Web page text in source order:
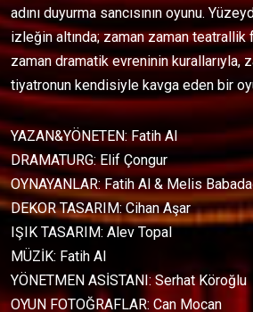
adını duyurma sancısının oyunu.
izleğin altında; zaman zaman teatrallik
zaman dramatik evreninin kurallarıyla,
tiyatronun kendisiyle kavga eden bir
YAZAN&YÖNETEN: Fatih Al
DRAMATURG: Elif Çongur
OYNAYANLAR: Fatih Al & Melis
DEKOR TASARIM: Cihan Aşar
IŞIK TASARIM: Alev Topal
MÜZİK: Fatih Al
YÖNETMEN ASİSTANI: Serhat Köroğlu
OYUN FOTOĞRAFLAR: Can Mocan